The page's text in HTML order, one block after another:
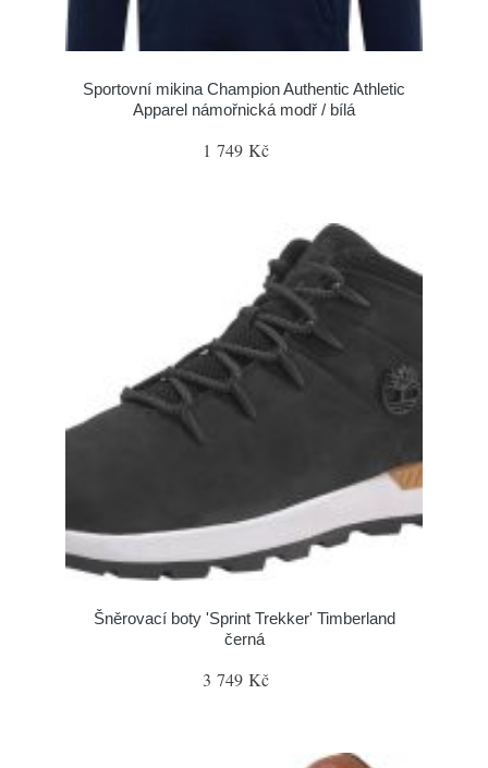
Sportovní mikina Champion Authentic Athletic
Apparel námořnická modř / bílá
1 749 Kč
Šněrovací boty 'Sprint Trekker' Timberland
černá
3 749 Kč